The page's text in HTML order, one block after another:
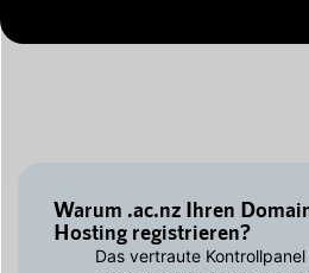
Warum .ac.nz Ihren
Hosting registrieren?
Das vertraute